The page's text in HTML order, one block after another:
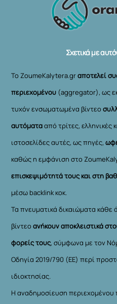
Σχετικά με
Το ZoumeKalytera.grαποτελεί
περιεχομένου (aggregator), ως
τυχόν ενσωματωμένα βίντεο
αυτόματααπό τρίτες, ελληνικές
ιστοσελίδες αυτές, ως πηγές,
καθώς η εμφάνιση στο
επισκεψιμότητά τους και στη
μέσω backlink κοκ.
Τα πνευματικά δικαιώματα κάθε
βίντεοανήκουν αποκλειστικά
φορείς τους, σύμφωνα με τον
Οδηγία 2019/790 (ΕΕ) περί
ιδιοκτησίας.
Η αναδημοσίευση περιεχομένου